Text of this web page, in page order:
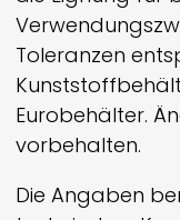
Toleranzen
Eurobehälter.
vorbehalten.
Die Angaben